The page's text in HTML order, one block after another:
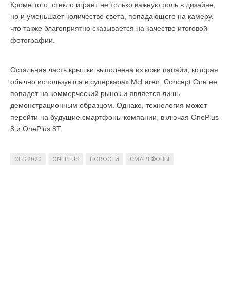
Кроме того, стекло играет не только важную роль в дизайне,
но и уменьшает количество света, попадающего на камеру,
что также благоприятно сказывается на качестве итоговой
фотографии.
Остальная часть крышки выполнена из кожи папайи, которая
обычно используется в суперкарах McLaren. Сoncept One не
попадет на коммерческий рынок и является лишь
демонстрационным образцом. Однако, технология может
перейти на будущие смартфоны компании, включая OnePlus
8 и OnePlus 8T.
CES 2020 ONEPLUS НОВОСТИ СМАРТФОНЫ